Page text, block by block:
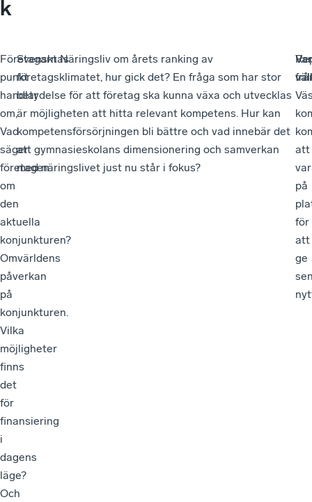
k
Företagarnas
punkt
handlar
om,
Vad
säger
företagen
om
den
aktuella
konjunkturen?
Omvärldens
påverkan
på
konjunkturen.
Vilka
möjligheter
finns
det
för
finansiering
i
dagens
läge?
Och
Svenskt Näringsliv om årets ranking av
företagsklimatet, hur gick det? En fråga som har stor
betydelse för att företag ska kunna växa och utvecklas
är möjligheten att hitta relevant kompetens. Hur kan
kompetensförsörjningen bli bättre och vad innebär det
att gymnasieskolans dimensionering och samverkan
med näringslivet just nu står i fokus?
att
på
för
att
ge